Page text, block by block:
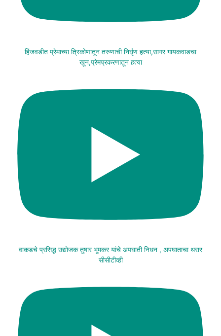
हिंजवडीत प्रेमाच्या त्रिकोणातून तरुणाची निर्घृण हत्या,सागर गायकवाडचा
खून,प्रेमप्रकरणातून हत्या
वाकडचे प्रसिद्ध उद्योजक तुषार भूमकर यांचे अपघाती निधन , अपघाताचा थरार
सीसीटीव्ही